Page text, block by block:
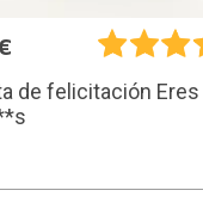
de felicitación Eres